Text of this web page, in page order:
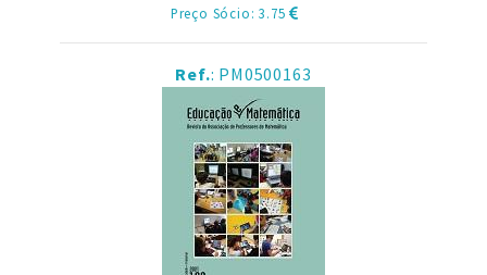
Preço Sócio: 3.75
Ref.: PM0500163